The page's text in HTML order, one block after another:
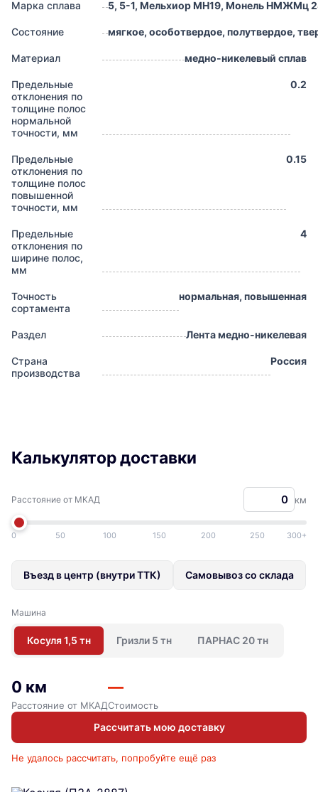
Марка сплава 5, 5-1, Мельхиор МН19, Монель НМЖМц
Состояние мягкое, особотвердое, полутвердое,
Материал медно-никелевый сплав
Предельные
отклонения по
толщине полос
нормальной
точности, мм
0.2
Предельные
отклонения по
толщине полос
повышенной
точности, мм
0.15
Предельные
отклонения по
ширине полос,
мм
4
Точность
сортамента
нормальная, повышенная
Раздел Лента медно-никелевая
Страна
производства
Россия
Калькулятор доставки
Расстояние от МКАД км
0 50 100 150 200 250 300+
Въезд в центр (внутри ТТК) Самовывоз со склада
Машина
Косуля 1,5 тн Гризли 5 тн ПАРНАС 20 тн
0 км
Расстояние от МКАД
—
Стоимость
Рассчитать мою доставку
Не удалось рассчитать, попробуйте ещё раз